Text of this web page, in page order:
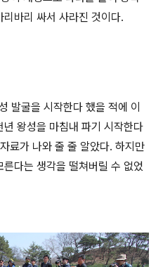
바리 싸서 사라진 것이다.
발굴을 시작한다 했을 적에 이
왕성을 마침내 파기 시작한다
료가 나와 줄 줄 알았다. 하지만
다는 생각을 떨쳐버릴 수 없었